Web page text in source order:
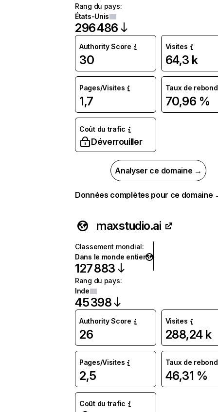
Rang du pays:
États-Unis
296 486
Authority Score
30
Visites
64,3 k
Pages/Visites
1,7
Taux de rebond
70,96 %
Coût du trafic
Déverrouiller
Analyser ce domaine →
Données complètes pour ce domaine
maxstudio.ai
Classement mondial:
Dans le monde entier
127 883
Rang du pays:
Inde
45 398
Authority Score
26
Visites
288,24 k
Pages/Visites
2,5
Taux de rebond
46,31 %
Coût du trafic